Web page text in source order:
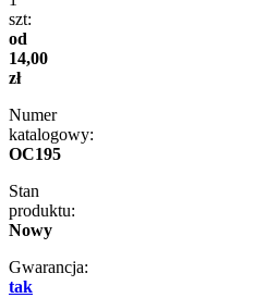
szt:
od
14,00
zł
Numer
katalogowy:
OC195
Stan
produktu:
Nowy
Gwarancja:
tak